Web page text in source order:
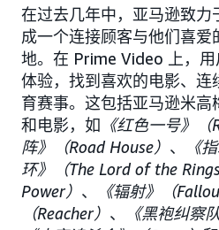
在过去几年中，亚马逊致
成一个连接顾客与他们喜爱
地。在 Prime Video 上，
体验，找到喜欢的电影、连
育赛事。这包括亚马逊米高
和电影，如 《红色一号》（
阵》（Road House） 、
《
环》（The Lord of the
Power） 、 《辐射》（
（Reacher） 、 《黑袍纠察